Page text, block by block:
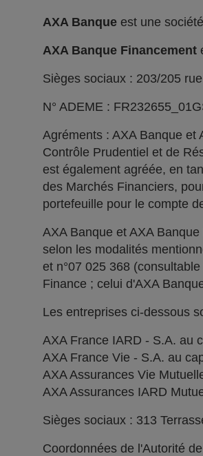
AXA Banque est une
AXA Banque Financement
Sièges sociaux : 203/205
N° ADEME :
Agréments : AXA Banque et
Contrôle Prudentiel et de
est également agréée, en
des Marchés Financiers,
portefeuille pour le compte
AXA Banque et AXA
selon les modalités
et n°07 025 368
Finance ; celui d'AXA
Les entreprises ci-dessous
AXA France IARD - S.A. au
AXA France Vie - S.A. au
AXA Assurances Vie
AXA Assurances IARD
Sièges sociaux : 313
Coordonnées de l'Autorité